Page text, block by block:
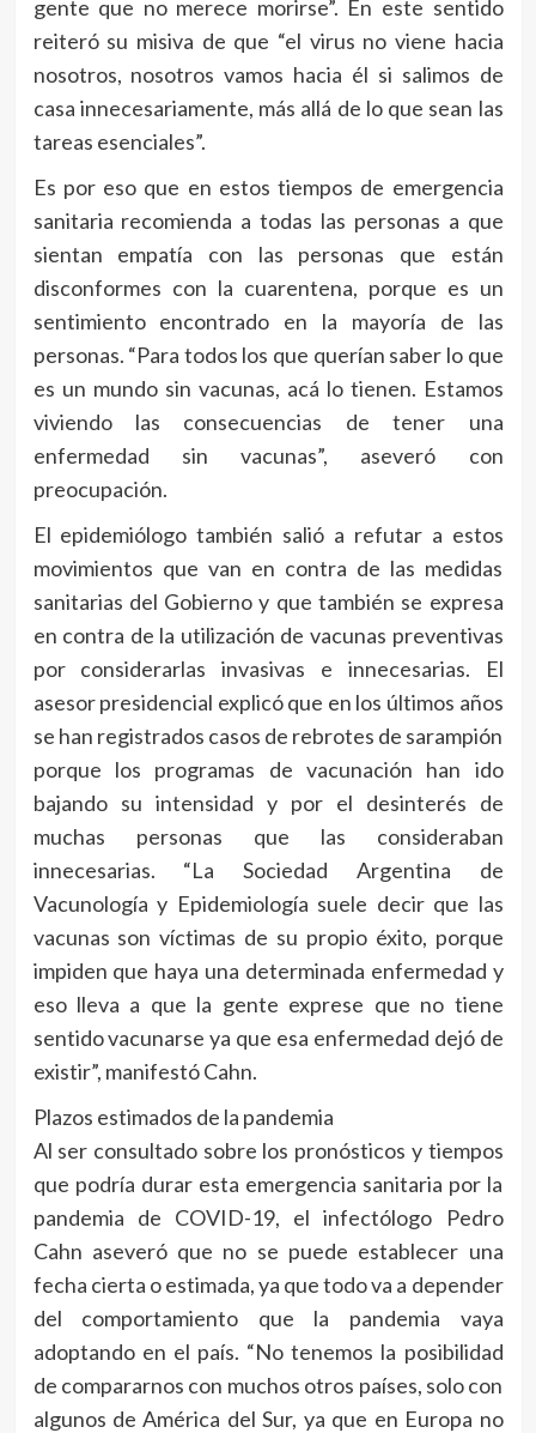
gente que no merece morirse”. En este sentido
reiteró su misiva de que “el virus no viene hacia
nosotros, nosotros vamos hacia él si salimos de
casa innecesariamente, más allá de lo que sean las
tareas esenciales”.
Es por eso que en estos tiempos de emergencia
sanitaria recomienda a todas las personas a que
sientan empatía con las personas que están
disconformes con la cuarentena, porque es un
sentimiento encontrado en la mayoría de las
personas. “Para todos los que querían saber lo que
es un mundo sin vacunas, acá lo tienen. Estamos
viviendo las consecuencias de tener una
enfermedad sin vacunas”, aseveró con
preocupación.
El epidemiólogo también salió a refutar a estos
movimientos que van en contra de las medidas
sanitarias del Gobierno y que también se expresa
en contra de la utilización de vacunas preventivas
por considerarlas invasivas e innecesarias. El
asesor presidencial explicó que en los últimos años
se han registrados casos de rebrotes de sarampión
porque los programas de vacunación han ido
bajando su intensidad y por el desinterés de
muchas personas que las consideraban
innecesarias. “La Sociedad Argentina de
Vacunología y Epidemiología suele decir que las
vacunas son víctimas de su propio éxito, porque
impiden que haya una determinada enfermedad y
eso lleva a que la gente exprese que no tiene
sentido vacunarse ya que esa enfermedad dejó de
existir”, manifestó Cahn.
Plazos estimados de la pandemia
Al ser consultado sobre los pronósticos y tiempos
que podría durar esta emergencia sanitaria por la
pandemia de COVID-19, el infectólogo Pedro
Cahn aseveró que no se puede establecer una
fecha cierta o estimada, ya que todo va a depender
del comportamiento que la pandemia vaya
adoptando en el país. “No tenemos la posibilidad
de compararnos con muchos otros países, solo con
algunos de América del Sur, ya que en Europa no